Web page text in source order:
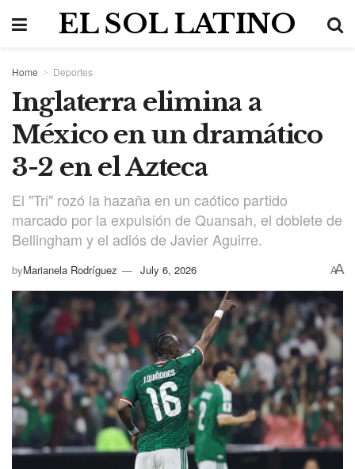
EL SOL LATINO
Home Deportes
Inglaterra elimina a
México en un dramático
3-2 en el Azteca
El "Tri" rozó la hazaña en un caótico partido
marcado por la expulsión de Quansah, el doblete de
Bellingham y el adiós de Javier Aguirre.
byMarianela Rodríguez July 6, 2026 AA